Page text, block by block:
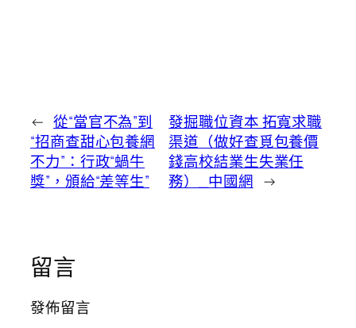
← 從“當官不為”到
“招商查甜心包養網
不力”：行政“蝸牛
獎”，頒給“差等生”
發掘職位資本 拓寬求職
渠道（做好查覓包養價
錢高校結業生失業任
務）_中國網 →
留言
發佈留言